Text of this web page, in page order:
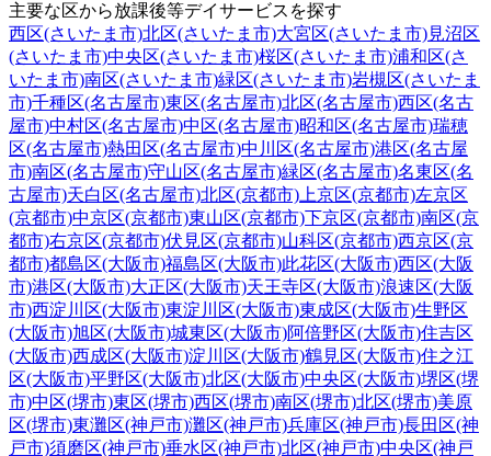
主要な区から放課後等デイサービスを探す
西区(さいたま市)北区(さいたま市)大宮区(さいたま市)見沼区
(さいたま市)中央区(さいたま市)桜区(さいたま市)浦和区(さ
いたま市)南区(さいたま市)緑区(さいたま市)岩槻区(さいたま
市)千種区(名古屋市)東区(名古屋市)北区(名古屋市)西区(名古
屋市)中村区(名古屋市)中区(名古屋市)昭和区(名古屋市)瑞穂
区(名古屋市)熱田区(名古屋市)中川区(名古屋市)港区(名古屋
市)南区(名古屋市)守山区(名古屋市)緑区(名古屋市)名東区(名
古屋市)天白区(名古屋市)北区(京都市) 上京区(京都市)左京区
(京都市)中京区(京都市)東山区(京都市)下京区(京都市)南区(京
都市)右京区(京都市)伏見区(京都市)山科区(京都市)西京区(京
都市)都島区(大阪市)福島区(大阪市)此花区(大阪市)西区(大阪
市)港区(大阪市)大正区(大阪市)天王寺区(大阪市)浪速区(大阪
市)西淀川区(大阪市)東淀川区(大阪市)東成区(大阪市)生野区
(大阪市)旭区(大阪市)城東区(大阪市)阿倍野区(大阪市)住吉区
(大阪市)西成区(大阪市)淀川区(大阪市)鶴見区(大阪市)住之江
区(大阪市)平野区(大阪市)北区(大阪市)中央区(大阪市)堺区(堺
市)中区(堺市)東区(堺市)西区(堺市)南区(堺市)北区(堺市)美原
区(堺市)東灘区(神戸市)灘区(神戸市)兵庫区(神戸市)長田区(神
戸市)須磨区(神戸市)垂水区(神戸市)北区(神戸市)中央区(神戸